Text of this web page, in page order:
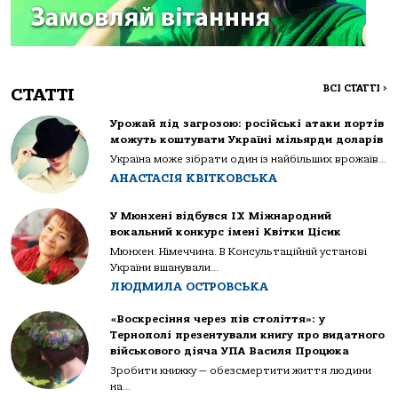
СТАТТІ ВСІ СТАТТІ >
Урожай під загрозою: російські атаки портів
можуть коштувати Україні мільярди доларів
Україна може зібрати один із найбільших врожаїв...
АНАСТАСІЯ КВІТКОВСЬКА
У Мюнхені відбувся IX Міжнародний
вокальний конкурс імені Квітки Цісик
Мюнхен. Німеччина. В Консультаційній установі
України вшанували...
ЛЮДМИЛА ОСТРОВСЬКА
«Воскресіння через пів століття»: у
Тернополі презентували книгу про видатного
військового діяча УПА Василя Процюка
Зробити книжку — обезсмертити життя людини
на...